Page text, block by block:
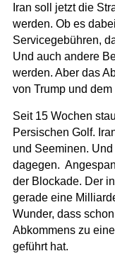
Iran soll jetzt die
werden. Ob es
Servicegebühren,
Und auch andere
werden. Aber das
von Trump und
Seit 15 Wochen
Persischen Golf.
und Seeminen.
dagegen.
der Blockade. Der
gerade eine
Wunder, dass
Abkommens zu
geführt hat.